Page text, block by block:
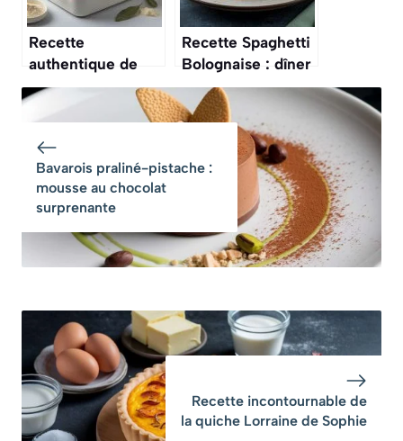
Recette
authentique de
lasagnes à la
bolognaise maison
Recette Spaghetti
Bolognaise : dîner
Savoureux et
Facile
Bavarois praliné-pistache :
mousse au chocolat
surprenante
Recette incontournable de
la quiche Lorraine de Sophie